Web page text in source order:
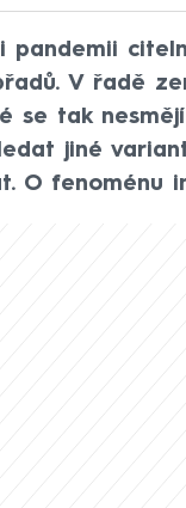
pandemii
V řadě
se tak
jiné
O fenoménu